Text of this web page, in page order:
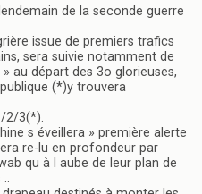
de la seconde guerre
issue de premiers trafics
sera suivie notamment de
au départ des 3o glorieuses,
(*)y trouvera
2/3(*).
s éveillera » première alerte
re-lu en profondeur par
qu à l aube de leur plan de